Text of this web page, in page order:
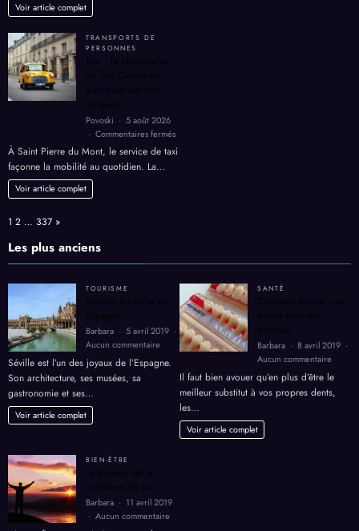
Voir article complet
TRANSPORTS DE
PERSONNES
Taxi : la philosophie
de Taxi Castagnos
expliquée par son
dirigeant
Povoski
5 août 2026
Commentaires ferméssur
Taxi
son
dirigeant
À Saint Pierre du Mont, le service de taxi
façonne la mobilité au quotidien. La…
Voir article complet
Page:
1 2 … 337 Next
»
Les plus anciens
TOURISME
Séjours à Séville en
Espagne.
Barbara
5 avril 2019
Aucun commentaire
Séville
Espagne.
Séville est l’un des joyaux de l’Espagne.
Son architecture, ses musées, sa
gastronomie et ses…
Voir article complet
SANTÉ
Comment trouver une
bonne prothèse
dentaire.
Barbara
8 avril 2019
Aucun commentaire
une
Il faut bien avouer qu’en plus d’être le
meilleur substitut à vos propres dents,
les…
Voir article complet
BIEN-ËTRE
Le pouvoir de la
confiance en soi
Barbara
11 avril 2019
Aucun commentaire